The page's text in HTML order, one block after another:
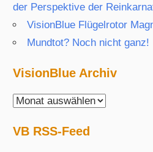
der Perspektive der
VisionBlue Flügelrotor
Mundtot? Noch nicht ganz!
VisionBlue Archiv
VisionBlue
VB RSS-Feed